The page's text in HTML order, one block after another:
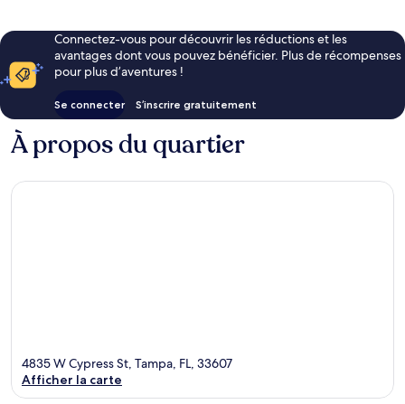
Connectez-vous pour découvrir les réductions et les
avantages dont vous pouvez bénéficier. Plus de récompenses
pour plus d’aventures !
Se connecter S’inscrire gratuitement
À propos du quartier
4835 W Cypress St, Tampa, FL, 33607
Afficher la carte